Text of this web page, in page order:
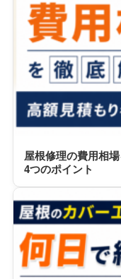
屋根修理の費用相
4つのポイント